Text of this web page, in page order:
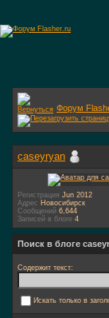
Форум
caseyryan
Регистрация Jun 2012
Адрес Новосибирск
Сообщений 6,644
Записей в блоге 4
Поиск в блоге
Содержит текст:
Искать только в